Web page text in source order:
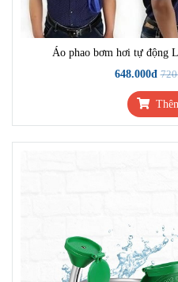
Áo phao bơm hơi tự động
648.000đ